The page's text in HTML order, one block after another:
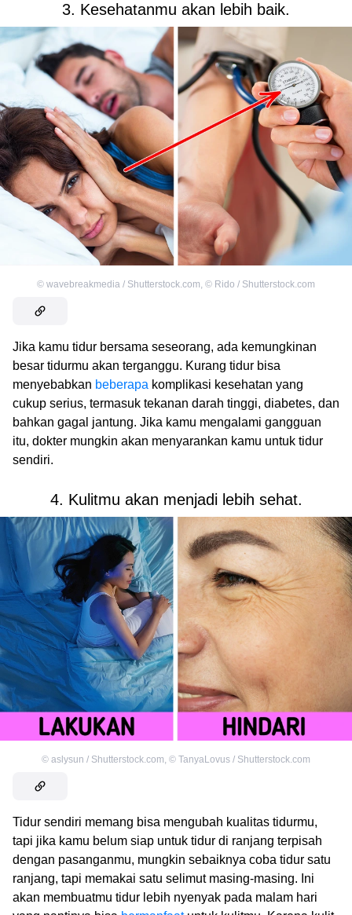
3. Kesehatanmu akan lebih baik.
© wavebreakmedia / Shutterstock.com, © Rido / Shutterstock.com
Jika kamu tidur bersama seseorang, ada kemungkinan
besar tidurmu akan terganggu. Kurang tidur bisa
menyebabkan beberapa komplikasi kesehatan yang
cukup serius, termasuk tekanan darah tinggi, diabetes, dan
bahkan gagal jantung. Jika kamu mengalami gangguan
itu, dokter mungkin akan menyarankan kamu untuk tidur
sendiri.
4. Kulitmu akan menjadi lebih sehat.
© aslysun / Shutterstock.com, © TanyaLovus / Shutterstock.com
Tidur sendiri memang bisa mengubah kualitas tidurmu,
tapi jika kamu belum siap untuk tidur di ranjang terpisah
dengan pasanganmu, mungkin sebaiknya coba tidur satu
ranjang, tapi memakai satu selimut masing-masing. Ini
akan membuatmu tidur lebih nyenyak pada malam hari